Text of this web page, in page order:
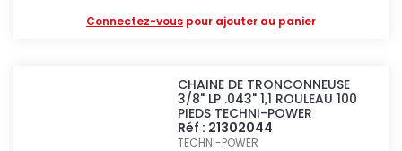
Connectez-vous pour ajouter au panier
CHAINE DE TRONCONNEUSE
3/8" LP .043" 1,1 ROULEAU 100
PIEDS TECHNI-POWER
Réf : 21302044
TECHNI-POWER